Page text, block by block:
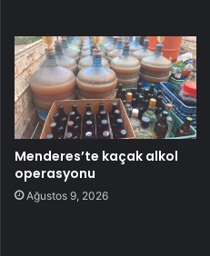
Menderes’te kaçak alkol
operasyonu
Ağustos 9, 2026